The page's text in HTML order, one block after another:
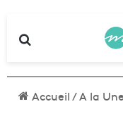
Accueil/A la Une